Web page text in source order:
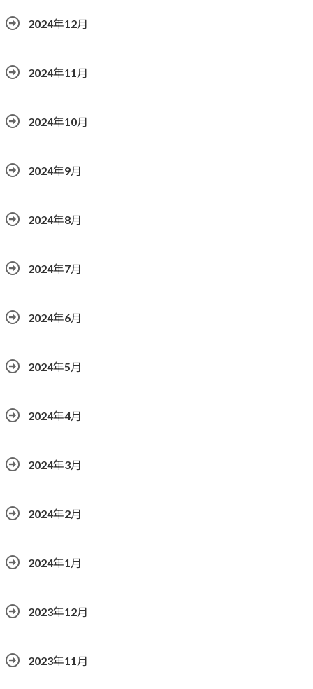
2024年12月
2024年11月
2024年10月
2024年9月
2024年8月
2024年7月
2024年6月
2024年5月
2024年4月
2024年3月
2024年2月
2024年1月
2023年12月
2023年11月